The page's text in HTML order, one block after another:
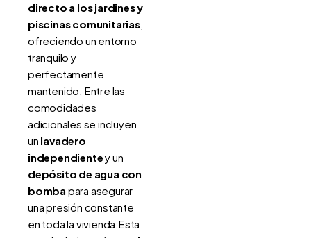
directo a los jardines y
piscinas comunitarias,
ofreciendo un entorno
tranquilo y
perfectamente
mantenido. Entre las
comodidades
adicionales se incluyen
un lavadero
independientey un
depósito de agua con
bomba para asegurar
una presión constante
en toda la vivienda.Esta